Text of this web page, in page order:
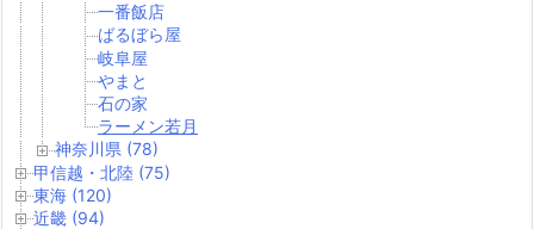
一番飯店
ばるぼら屋
岐阜屋
やまと
石の家
ラーメン若月
神奈川県 (78)
甲信越・北陸 (75)
東海 (120)
近畿 (94)